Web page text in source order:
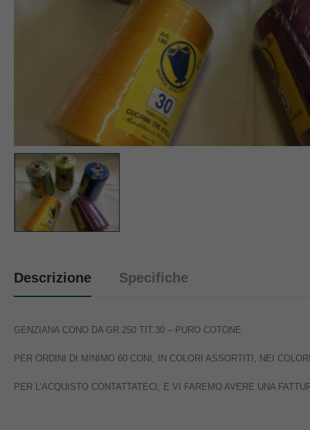
Descrizione Specifiche
GENZIANA CONO DA GR.250 TIT.30 – PURO COTONE
PER ORDINI DI MINIMO 60 CONI, IN COLORI ASSORTITI, NEI
PER L’ACQUISTO CONTATTATECI, E VI FAREMO AVERE UNA